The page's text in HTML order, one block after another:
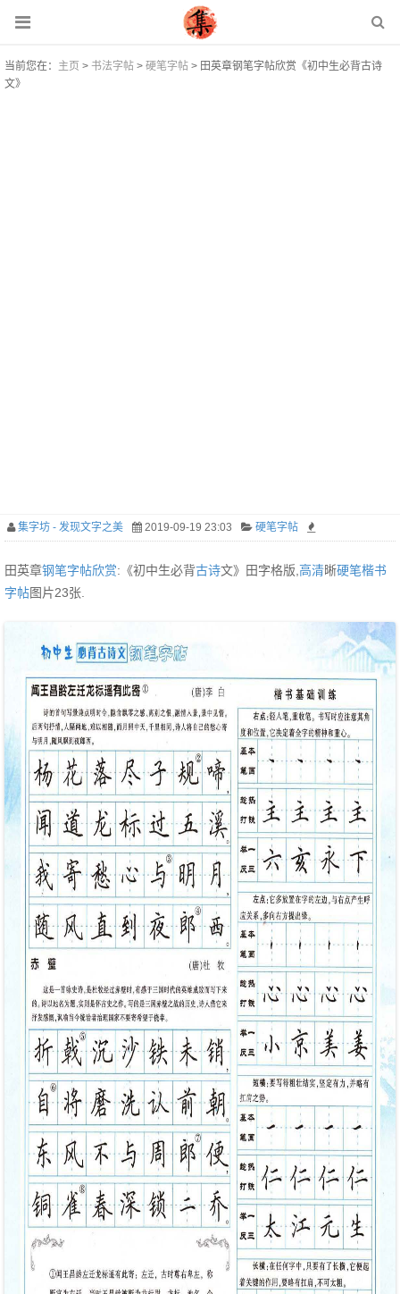
当前您在： 主页 > 书法字帖 > 硬笔字帖 > 田英章钢笔字帖欣赏《初中生必背古诗
文》
集字坊 - 发现文字之美 2019-09-19 23:03 硬笔字帖
田英章钢笔字帖欣赏:《初中生必背古诗文》田字格版, 高清晰硬笔楷书
字帖图片23张.